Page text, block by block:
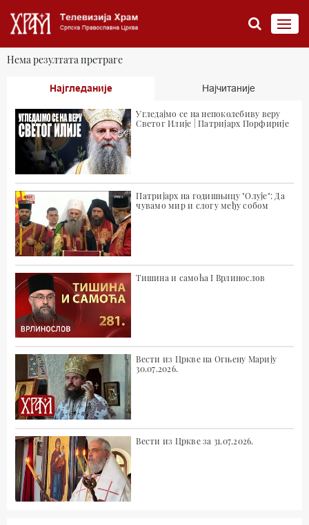
Нема резултата претраге
Најгледаније Најчитаније
Угледајмо се на непоколебиву веру
Светог Илије | Патријарх Порфирије
Патријарх на годишњицу "Олује": Да
чувамо мир и слогу међу собом
Тишина и самоћа I Врлинослов
Вести из Цркве на Огњену Марију
30.07.2026.
Вести из Цркве за 31.07.2026.